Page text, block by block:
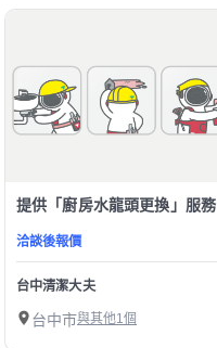
提供「廚房水龍頭更換」服務
洽談後報價
台中清潔大夫
台中市與其他1個